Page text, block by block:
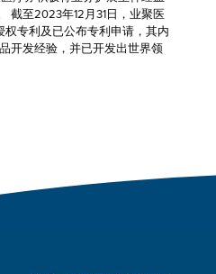
截至2023年12月31日，业聚医
专利及已公布专利申请，其内
开发经验，并已开发出世界领